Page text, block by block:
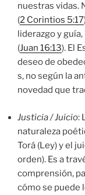
nuestras vidas.
(2 Corintios 5:17
liderazgo y
(Juan 16:13). El
deseo de
s, no según la
novedad que
Justicia / Juicio:
naturaleza
Torá (Ley) y el
orden). Es a
comprensión,
cómo se puede